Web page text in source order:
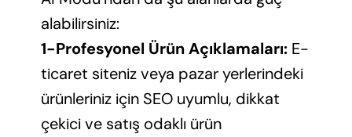
alabilirsiniz:
1-Profesyonel Ürün Açıklamaları:E-
ticaret siteniz veya pazar yerlerindeki
ürünleriniz için SEO uyumlu, dikkat
çekici ve satış odaklı ürün